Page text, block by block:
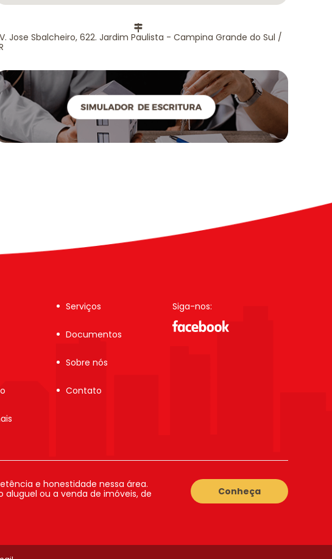
Jose Sbalcheiro, 622. Jardim Paulista - Campina Grande do Sul /
Serviços
Documentos
Sobre nós
Contato
Siga-nos:
e honestidade nessa área.
ou a venda de imóveis, de
Conheça